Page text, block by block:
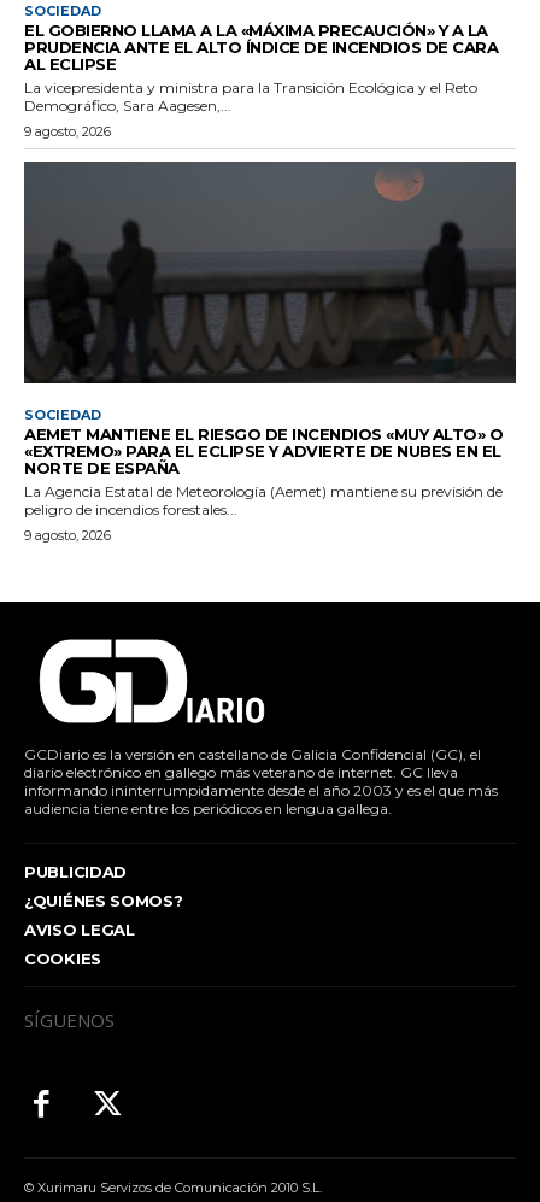
SOCIEDAD
EL GOBIERNO LLAMA A LA «MÁXIMA PRECAUCIÓN» Y A LA
PRUDENCIA ANTE EL ALTO ÍNDICE DE INCENDIOS DE CARA
AL ECLIPSE
La vicepresidenta y ministra para la Transición Ecológica y el Reto
Demográfico, Sara Aagesen,...
9 agosto, 2026
SOCIEDAD
AEMET MANTIENE EL RIESGO DE INCENDIOS «MUY ALTO» O
«EXTREMO» PARA EL ECLIPSE Y ADVIERTE DE NUBES EN EL
NORTE DE ESPAÑA
La Agencia Estatal de Meteorología (Aemet) mantiene su previsión de
peligro de incendios forestales...
9 agosto, 2026
GCDiario es la versión en castellano de Galicia Confidencial (GC), el
diario electrónico en gallego más veterano de internet. GC lleva
informando ininterrumpidamente desde el año 2003 y es el que más
audiencia tiene entre los periódicos en lengua gallega.
PUBLICIDAD
¿QUIÉNES SOMOS?
AVISO LEGAL
COOKIES
SÍGUENOS
© Xurimaru Servizos de Comunicación 2010 S.L.